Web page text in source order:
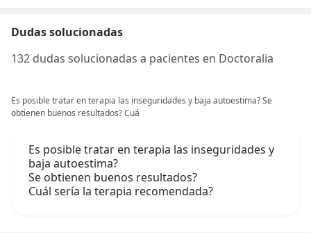
Dudas solucionadas
132 dudas solucionadas a pacientes en Doctoralia
Es posible tratar en terapia las inseguridades y baja autoestima? Se
obtienen buenos resultados? Cuá
Es posible tratar en terapia las inseguridades y
baja autoestima?
Se obtienen buenos resultados?
Cuál sería la terapia recomendada?